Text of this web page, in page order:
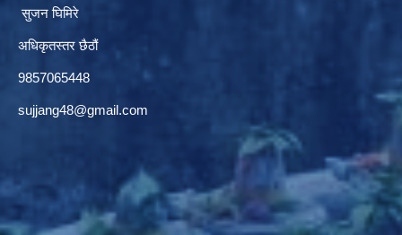
सुजन घिमिरे
अधिकृतस्तर छैठौं‌
9857065448
sujjang48@gmail.com